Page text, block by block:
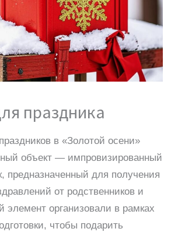
праздника
в «Золотой осени»
объект — импровизированный
предназначенный для получения
от родственников и
элемент организовали в рамках
чтобы подарить